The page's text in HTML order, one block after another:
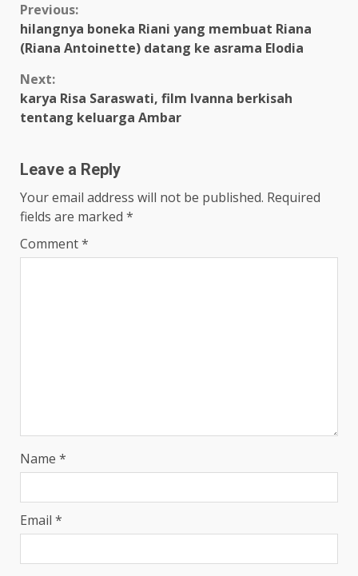
Continue
Reading
Previous:
hilangnya boneka Riani yang membuat Riana
(Riana Antoinette) datang ke asrama Elodia
Next:
karya Risa Saraswati, film Ivanna berkisah
tentang keluarga Ambar
Leave a Reply
Your email address will not be published. Required
fields are marked *
Comment*
Name *
Email *